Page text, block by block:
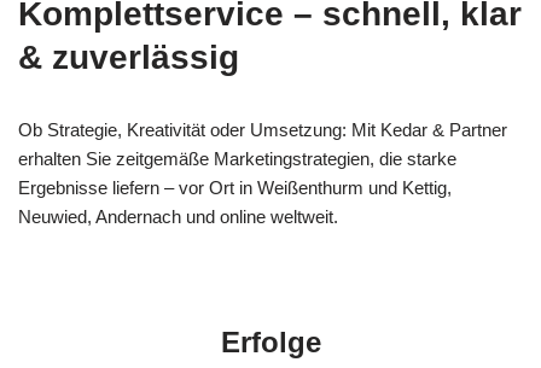
Komplettservice – schnell, klar
& zuverlässig
Ob Strategie, Kreativität oder Umsetzung: Mit Kedar & Partner
erhalten Sie zeitgemäße Marketingstrategien, die starke
Ergebnisse liefern – vor Ort in Weißenthurm und Kettig,
Neuwied, Andernach und online weltweit.
Erfolge